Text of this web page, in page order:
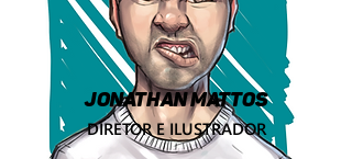
JONATHAN MATTOS
DIRETOR E ILUSTRADOR